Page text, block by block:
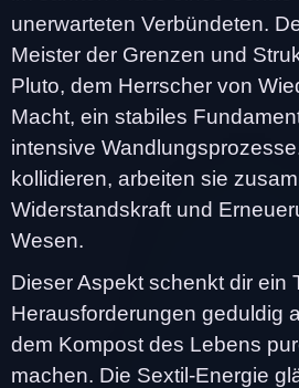
unerwarteten Verbündeten.
Meister der Grenzen und
Pluto, dem Herrscher von
Macht, ein stabiles
intensive
kollidieren, arbeiten sie
Widerstandskraft und
Wesen.
Dieser Aspekt schenkt dir ein
Herausforderungen geduldig
dem Kompost des Lebens
machen. Die Sextil-Energie